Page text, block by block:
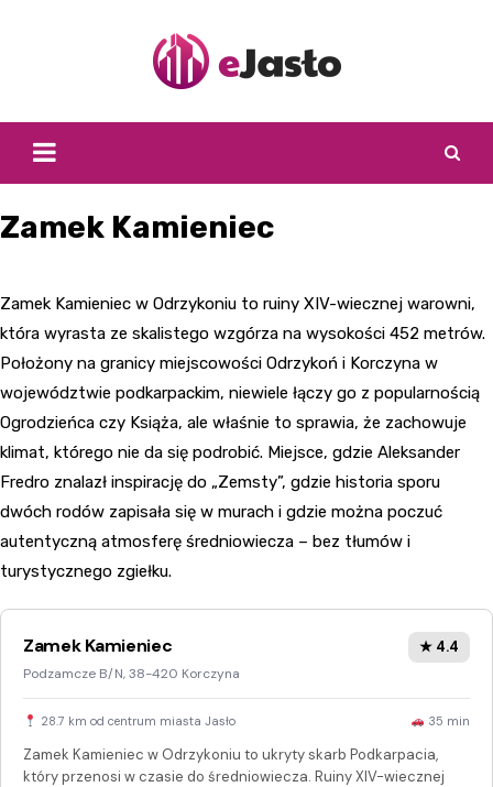
Zamek Kamieniec
Zamek Kamieniec w Odrzykoniu to ruiny XIV-wiecznej warowni,
która wyrasta ze skalistego wzgórza na wysokości 452 metrów.
Położony na granicy miejscowości Odrzykoń i Korczyna w
województwie podkarpackim, niewiele łączy go z popularnością
Ogrodzieńca czy Książa, ale właśnie to sprawia, że zachowuje
klimat, którego nie da się podrobić. Miejsce, gdzie Aleksander
Fredro znalazł inspirację do „Zemsty”, gdzie historia sporu
dwóch rodów zapisała się w murach i gdzie można poczuć
autentyczną atmosferę średniowiecza – bez tłumów i
turystycznego zgiełku.
Zamek Kamieniec
Podzamcze B/N, 38-420 Korczyna
★ 4.4
28.7 km od centrum miasta Jasło 35 min
Zamek Kamieniec w Odrzykoniu to ukryty skarb Podkarpacia,
który przenosi w czasie do średniowiecza. Ruiny XIV-wiecznej